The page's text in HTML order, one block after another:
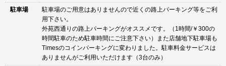
駐車場
駐車場のご用意はありませんので近くの路上パーキング等をご利
用下さい。
外苑西通りの路上パーキングがオススメです。（1時間/￥300の
時間駐車のため駐車時間にご注意下さい）また店舗地下駐車場も
Timesのコインパーキングに変わりました。駐車料金サービスは
ありませんがご利用いただけます（3台のみ）